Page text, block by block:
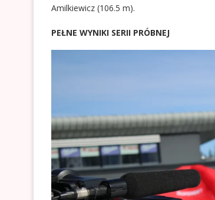
Amilkiewicz (106.5 m).
PEŁNE WYNIKI SERII PRÓBNEJ